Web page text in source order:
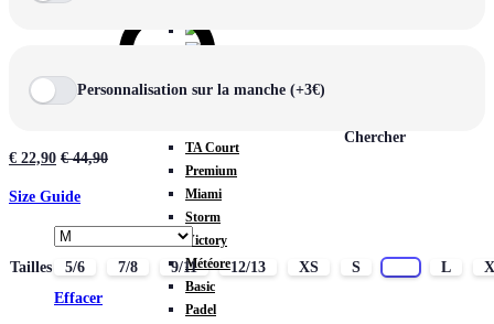
TA Court
Premium
Miami
Storm
Victory
Météore
Basic
Padel
Chercher
Personnalisation sur la manche (+3€)
€ 22,90 €44,90
Size Guide
Tailles 5/6 7/8 9/11 12/13 XS S L
Effacer